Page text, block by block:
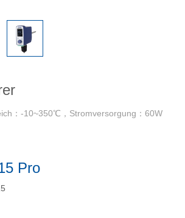
：-10~350℃，Stromversorgung：60W
Pro